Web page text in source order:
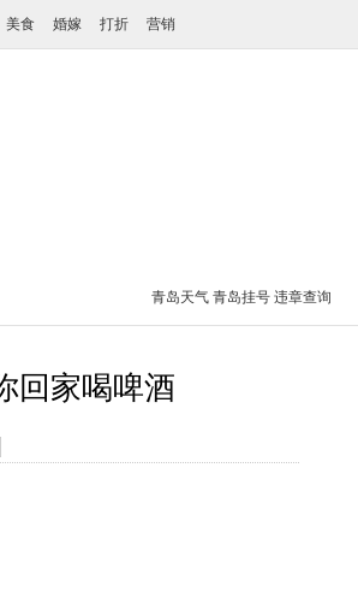
美食 婚嫁 打折 营销
青岛天气 青岛挂号 违章查询
回家喝啤酒